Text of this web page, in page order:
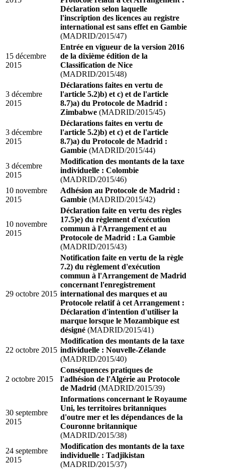
Déclaration selon laquelle
l'inscription des licences au registre
international est sans effet en Gambie
(MADRID/2015/47)
15 décembre
2015
Entrée en vigueur de la version 2016
de la dixième édition de la
Classification de Nice
(MADRID/2015/48)
3 décembre
2015
Déclarations faites en vertu de
l'article 5.2)b) et c) et de l'article
8.7)a) du Protocole de Madrid :
Zimbabwe (MADRID/2015/45)
3 décembre
2015
Déclarations faites en vertu de
l'article 5.2)b) et c) et de l'article
8.7)a) du Protocole de Madrid :
Gambie (MADRID/2015/44)
3 décembre
2015
Modification des montants de la taxe
individuelle : Colombie
(MADRID/2015/46)
10 novembre
2015
Adhésion au Protocole de Madrid :
Gambie (MADRID/2015/42)
10 novembre
2015
Déclaration faite en vertu des règles
17.5)e) du règlement d'exécution
commun à l'Arrangement et au
Protocole de Madrid : La Gambie
(MADRID/2015/43)
29 octobre 2015
Notification faite en vertu de la règle
7.2) du règlement d'exécution
commun à l'Arrangement de Madrid
concernant l'enregistrement
international des marques et au
Protocole relatif à cet Arrangement :
Déclaration d'intention d'utiliser la
marque lorsque le Mozambique est
désigné (MADRID/2015/41)
22 octobre 2015
Modification des montants de la taxe
individuelle : Nouvelle-Zélande
(MADRID/2015/40)
2 octobre 2015
Conséquences pratiques de
l'adhésion de l'Algérie au Protocole
de Madrid (MADRID/2015/39)
30 septembre
2015
Informations concernant le Royaume
Uni, les territoires britanniques
d'outre mer et les dépendances de la
Couronne britannique
(MADRID/2015/38)
24 septembre
2015
Modification des montants de la taxe
individuelle : Tadjikistan
(MADRID/2015/37)